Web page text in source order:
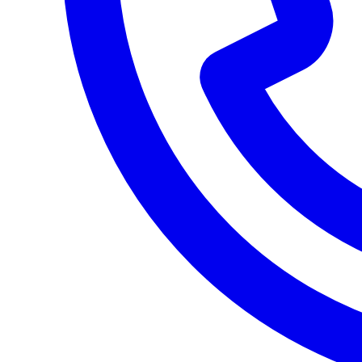
Юридические данные и контакты опубликованы явно: ИНН
1435347994, ОГРН 1191447015902, адрес 677008, г. Якутск,
Вилюйский тракт 5 км, д. 5, оф. 205, телефон 8 914-272-37-37.
Информационная поддержка темы
Клиент может уточнить условия подключения, подобрать
оборудование и получить помощь по действующей услуге
через поддержку Рубинет.
Частые вопросы
Здесь собраны ответы по подключению, тарифам,
оборудованию, покрытию и технической поддержке.
Как узнать, работает ли Рубинет по моему
Доступность определяется не по району в целом, а по
конкретному адресу и технической схеме подключения. Для
Рубинет это обязательный этап до подтверждения заявки и